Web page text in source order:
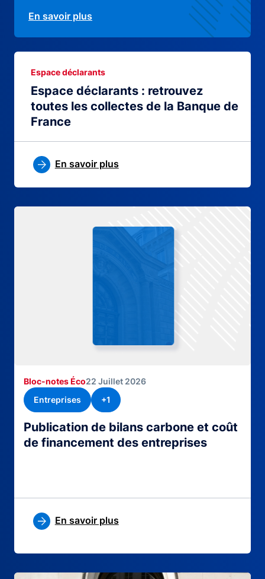
Publication de bilans carbone et coût
de financement des entreprises
Bloc-notes Éco22 Juillet 2026
Entreprises
+1
En savoir plus
En savoir plus
Espace déclarants : retrouvez
toutes les collectes de la Banque de
France
Espace déclarants
En savoir plus